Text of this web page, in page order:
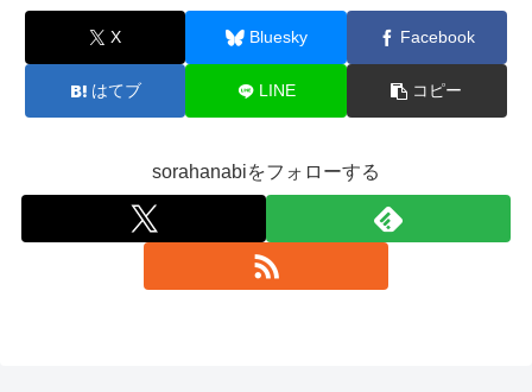
X Bluesky Facebook
はてブ LINE コピー
sorahanabiをフォローする